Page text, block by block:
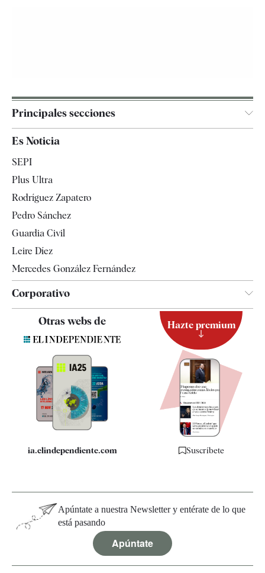
Principales secciones
España
Televisión
Es Noticia
SEPI
Plus Ultra
Rodríguez Zapatero
Pedro Sánchez
Guardia Civil
Leire Díez
Mercedes González Fernández
Corporativo
Contacto
Quiénes somos
Especificaciones
Otras webs de
ia.elindependiente.com
Hazte premium
Suscríbete
Apúntate a nuestra Newsletter y entérate de lo que
está pasando
Apúntate